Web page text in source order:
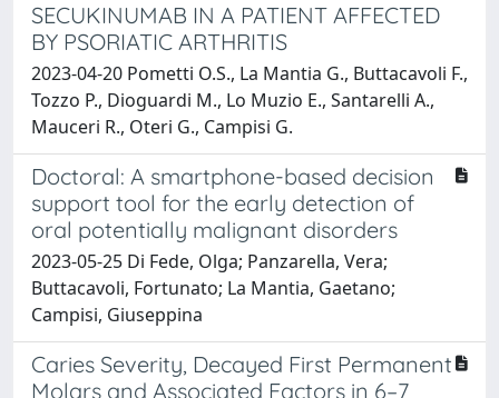
SECUKINUMAB IN A PATIENT AFFECTED
BY PSORIATIC ARTHRITIS
2023-04-20 Pometti O.S., La Mantia G., Buttacavoli F.,
Tozzo P., Dioguardi M., Lo Muzio E., Santarelli A.,
Mauceri R., Oteri G., Campisi G.
Doctoral: A smartphone-based decision
support tool for the early detection of
oral potentially malignant disorders
2023-05-25 Di Fede, Olga; Panzarella, Vera;
Buttacavoli, Fortunato; La Mantia, Gaetano;
Campisi, Giuseppina
Caries Severity, Decayed First Permanent
Molars and Associated Factors in 6–7